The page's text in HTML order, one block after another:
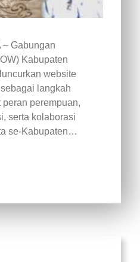
– Gabungan
Kabupaten
website
langkah
perempuan,
serta kolaborasi
se-Kabupaten…